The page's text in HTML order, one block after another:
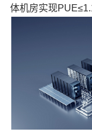
体机房实现